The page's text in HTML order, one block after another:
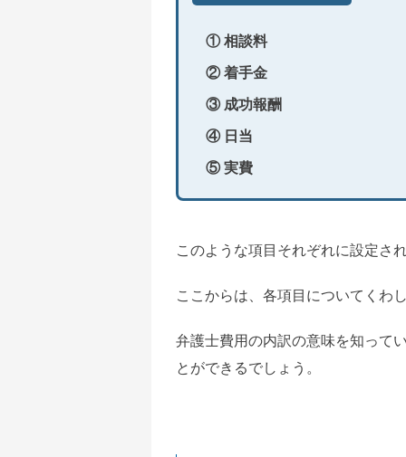
① 相談料
② 着手金
③ 成功報酬
④ 日当
⑤ 実費
このような項目それぞれに設定さ
ここからは、各項目についてくわ
弁護士費用の内訳の意味を知って
とができるでしょう。